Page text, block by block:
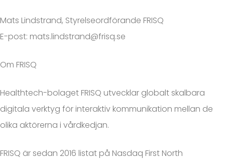
Mats Lindstrand, Styrelseordförande FRISQ
E-post: mats.lindstrand@frisq.se
Om FRISQ
Healthtech-bolaget FRISQ utvecklar globalt skalbara
digitala verktyg för interaktiv kommunikation mellan de
olika aktörerna i vårdkedjan.
FRISQ är sedan 2016 listat på Nasdaq First North